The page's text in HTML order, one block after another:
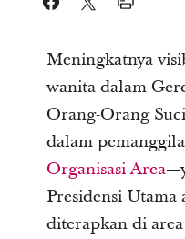
Meningkatnya
wanita dalam
Orang-Orang
dalam
Organisasi Area
Presidensi
diterapkan di